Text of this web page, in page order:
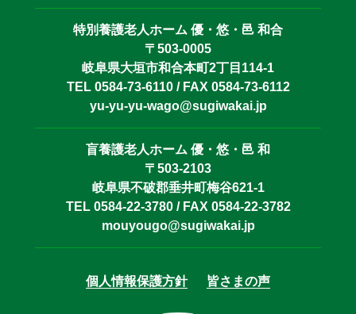
特別養護老人ホーム 優・悠・邑 和合
〒503-0005
岐阜県大垣市和合本町2丁目114-1
TEL 0584-73-6110 / FAX 0584-73-6112
yu-yu-yu-wago@sugiwakai.jp
盲養護老人ホーム 優・悠・邑 和
〒503-2103
岐阜県不破郡垂井町梅谷621-1
TEL 0584-22-3780 / FAX 0584-22-3782
mouyougo@sugiwakai.jp
個人情報保護方針 皆さまの声